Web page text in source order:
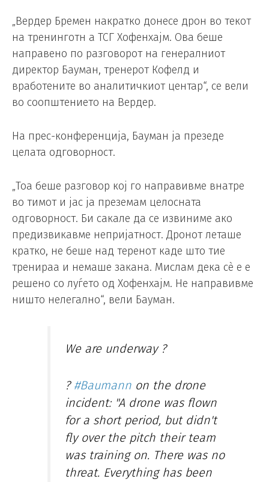
„Вердер Бремен накратко донесе дрон во текот
на тренинготн а ТСГ Хофенхајм. Ова беше
направено по разговорот на генералниот
директор Бауман, тренерот Кофелд и
вработените во аналитичкиот центар“, се вели
во соопштението на Вердер.
На прес-конференција, Бауман ја презеде
целата одговорност.
„Тоа беше разговор кој го направивме внатре
во тимот и јас ја преземам целосната
одговорност. Би сакале да се извиниме ако
предизвикавме непријатност. Дронот леташе
кратко, не беше над теренот каде што тие
тренираа и немаше закана. Мислам дека сѐ е е
решено со луѓето од Хофенхајм. Не направивме
ништо нелегално“, вели Бауман.
We are underway ?️
?️ #Baumann on the drone
incident: "A drone was flown
for a short period, but didn't
fly over the pitch their team
was training on. There was no
threat. Everything has been